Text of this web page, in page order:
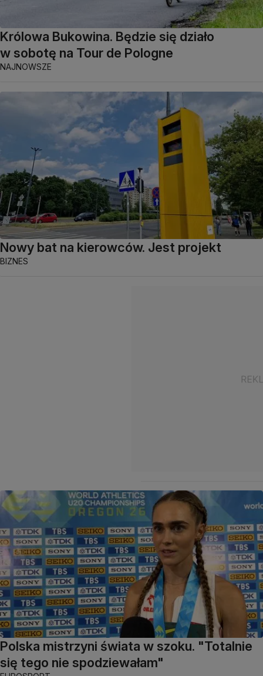
Królowa Bukowina. Będzie się działo
w sobotę na Tour de Pologne
NAJNOWSZE
Nowy bat na kierowców. Jest projekt
BIZNES
Polska mistrzyni świata w szoku. "Totalnie
się tego nie spodziewałam"